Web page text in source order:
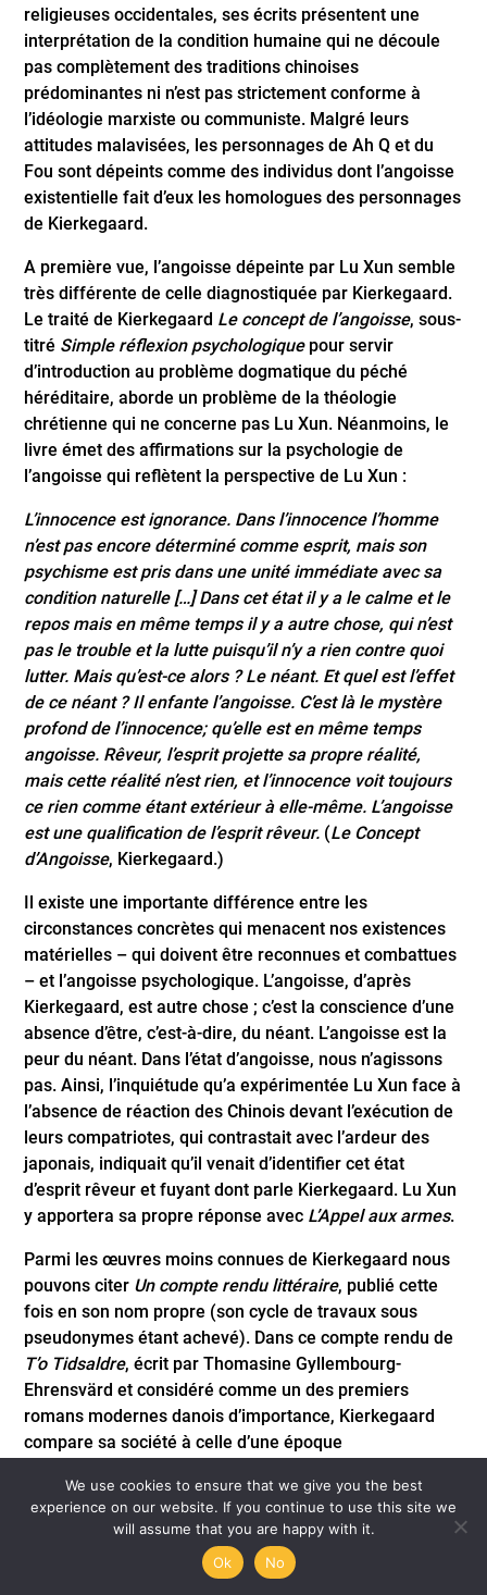
We use cookies to ensure that we give you the best
experience on our website. If you continue to use this site we
will assume that you are happy with it.
Ok
No
religieuses occidentales, ses écrits présentent une
interprétation de la condition humaine qui ne découle
pas complètement des traditions chinoises
prédominantes ni n’est pas strictement conforme à
l’idéologie marxiste ou communiste. Malgré leurs
attitudes malavisées, les personnages de Ah Q et du
Fou sont dépeints comme des individus dont l’angoisse
existentielle fait d’eux les homologues des personnages
de Kierkegaard.
A première vue, l’angoisse dépeinte par Lu Xun semble
très différente de celle diagnostiquée par Kierkegaard.
Le traité de Kierkegaard Le concept de l’angoisse, sous-
titré Simple réflexion psychologiquepour servir
d’introduction au problème dogmatique du péché
héréditaire, aborde un problème de la théologie
chrétienne qui ne concerne pas Lu Xun. Néanmoins, le
livre émet des affirmations sur la psychologie de
l’angoisse qui reflètent la perspective de Lu Xun :
L’innocence est ignorance. Dans l’innocence l’homme
n’est pas encore déterminé comme esprit, mais son
psychisme est pris dans une unité immédiate avec sa
condition naturelle […] Dans cet état il y a le calme et le
repos mais en même temps il y a autre chose, qui n’est
pas le trouble et la lutte puisqu’il n’y a rien contre quoi
lutter. Mais qu’est-ce alors ? Le néant. Et quel est l’effet
de ce néant ? Il enfante l’angoisse. C’est là le mystère
profond de l’innocence; qu’elle est en même temps
angoisse. Rêveur, l’esprit projette sa propre réalité,
mais cette réalité n’est rien, et l’innocence voit toujours
ce rien comme étant extérieur à elle-même. L’angoisse
est une qualification de l’esprit rêveur. (Le Concept
d’Angoisse, Kierkegaard.)
Il existe une importante différence entre les
circonstances concrètes qui menacent nos existences
matérielles – qui doivent être reconnues et combattues
– et l’angoisse psychologique. L’angoisse, d’après
Kierkegaard, est autre chose ; c’est la conscience d’une
absence d’être, c’est-à-dire, du néant. L’angoisse est la
peur du néant. Dans l’état d’angoisse, nous n’agissons
pas. Ainsi, l’inquiétude qu’a expérimentée Lu Xun face à
l’absence de réaction des Chinois devant l’exécution de
leurs compatriotes, qui contrastait avec l’ardeur des
japonais, indiquait qu’il venait d’identifier cet état
d’esprit rêveur et fuyant dont parle Kierkegaard. Lu Xun
y apportera sa propre réponse avec L’Appel aux armes.
Parmi les œuvres moins connues de Kierkegaard nous
pouvons citer Un compte rendu littéraire, publié cette
fois en son nom propre (son cycle de travaux sous
pseudonymes étant achevé). Dans ce compte rendu de
T’o Tidsaldre, écrit par Thomasine Gyllembourg-
Ehrensvärd et considéré comme un des premiers
romans modernes danois d’importance, Kierkegaard
compare sa société à celle d’une époque
essentiellement passionnelle; le principe de
contradiction n’y étant pas stérilisé, elle peut devenir
bonne ou mauvaise, et quelque soit la voie choisie,
l’élan passionnel est tel que la trace même d’une action